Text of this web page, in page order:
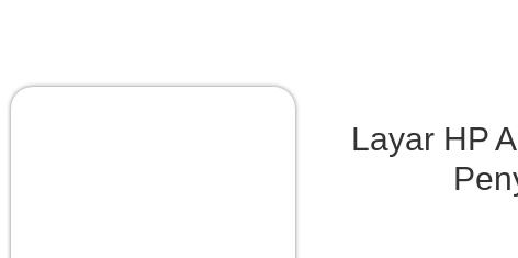
Layar HP